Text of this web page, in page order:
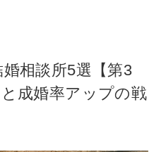
相談所5選【第3
成婚率アップの戦